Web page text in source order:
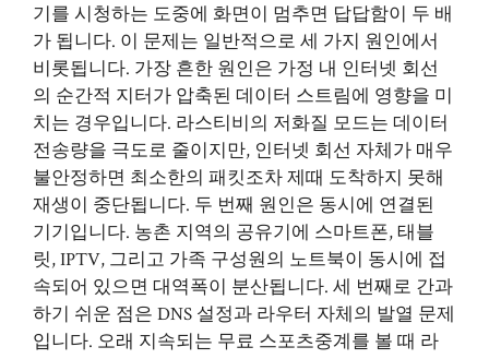
기를 시청하는 도중에 화면이 멈추면 답답함이 두 배
가 됩니다. 이 문제는 일반적으로 세 가지 원인에서
비롯됩니다. 가장 흔한 원인은 가정 내 인터넷 회선
의 순간적 지터가 압축된 데이터 스트림에 영향을 미
치는 경우입니다. 라스티비의 저화질 모드는 데이터
전송량을 극도로 줄이지만, 인터넷 회선 자체가 매우
불안정하면 최소한의 패킷조차 제때 도착하지 못해
재생이 중단됩니다. 두 번째 원인은 동시에 연결된
기기입니다. 농촌 지역의 공유기에 스마트폰, 태블
릿, IPTV, 그리고 가족 구성원의 노트북이 동시에 접
속되어 있으면 대역폭이 분산됩니다. 세 번째로 간과
하기 쉬운 점은 DNS 설정과 라우터 자체의 발열 문제
입니다. 오래 지속되는 무료 스포츠중계를 볼 때 라